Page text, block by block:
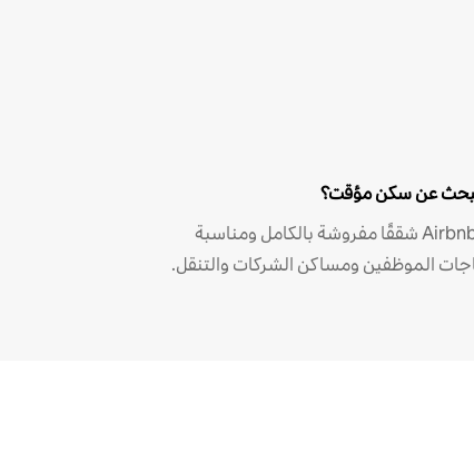
عن سكن مؤقت؟
توفر Airbnb شققًا مفروشة بالكامل ومناسبة
الموظفين ومساكن الشركات والتنقل.